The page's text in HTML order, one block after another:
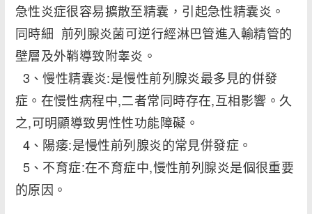
急性炎症很容易擴散至精囊，引起急性精囊炎。
同時細 前列腺炎菌可逆行經淋巴管進入輸精管的
壁層及外鞘導致附睾炎。
3、慢性精囊炎:是慢性前列腺炎最多見的併發
症。在慢性病程中,二者常同時存在,互相影響。久
之,可明顯導致男性性功能障礙。
4、陽痿:是慢性前列腺炎的常見併發症。
5、不育症:在不育症中,慢性前列腺炎是個很重要
的原因。